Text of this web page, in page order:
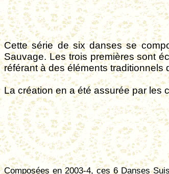
Cette série de six danses se
Sauvage. Les trois premières sont
référant à des éléments traditionnels
La création en a été assurée par les
Composées en 2003-4, ces 6 Danses